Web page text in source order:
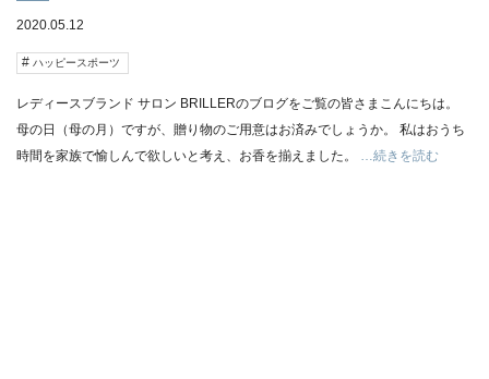
2020.05.12
ハッピースポーツ
レディースブランド サロン BRILLERのブログをご覧の皆さまこんにちは。
母の日（母の月）ですが、贈り物のご用意はお済みでしょうか。 私はおうち
時間を家族で愉しんで欲しいと考え、お香を揃えました。 …続きを読む